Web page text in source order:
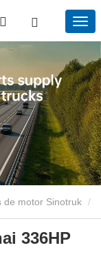
de motor Sinotruk
336HP